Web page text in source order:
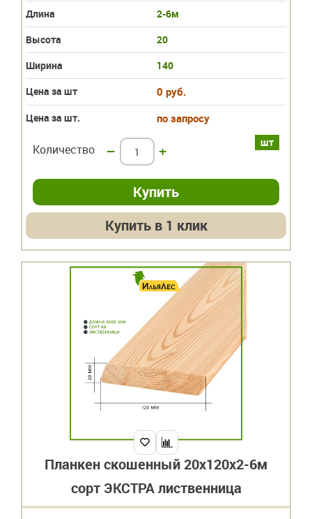
Длина
2-6м
Высота
20
Ширина
140
Цена за шт
0 руб.
Цена за шт. по запросу
шт
Количество – +
Купить в 1 клик
Планкен скошенный 20х120х2-6м
сорт ЭКСТРА лиственница